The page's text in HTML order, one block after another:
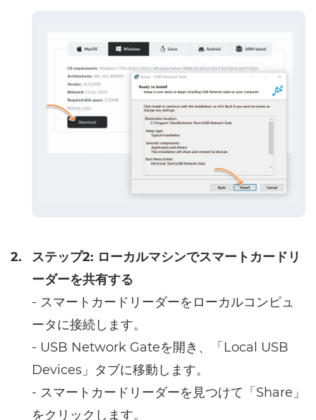
2.
ステップ2: ローカルマシンでスマートカードリ
ーダーを共有する
- スマートカードリーダーをローカルコンピュ
ータに接続します。
- USB Network Gateを開き、「Local USB
Devices」タブに移動します。
- スマートカードリーダーを見つけて「Share」
をクリックします。